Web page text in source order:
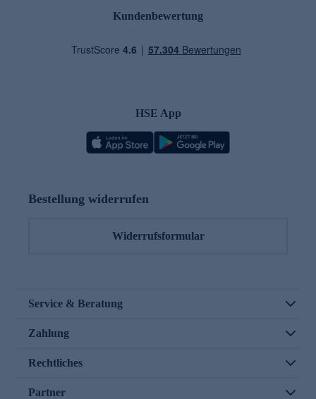
Kundenbewertung
HSE App
Bestellung widerrufen
Widerrufsformular
Service & Beratung
Zahlung
Rechtliches
Partner